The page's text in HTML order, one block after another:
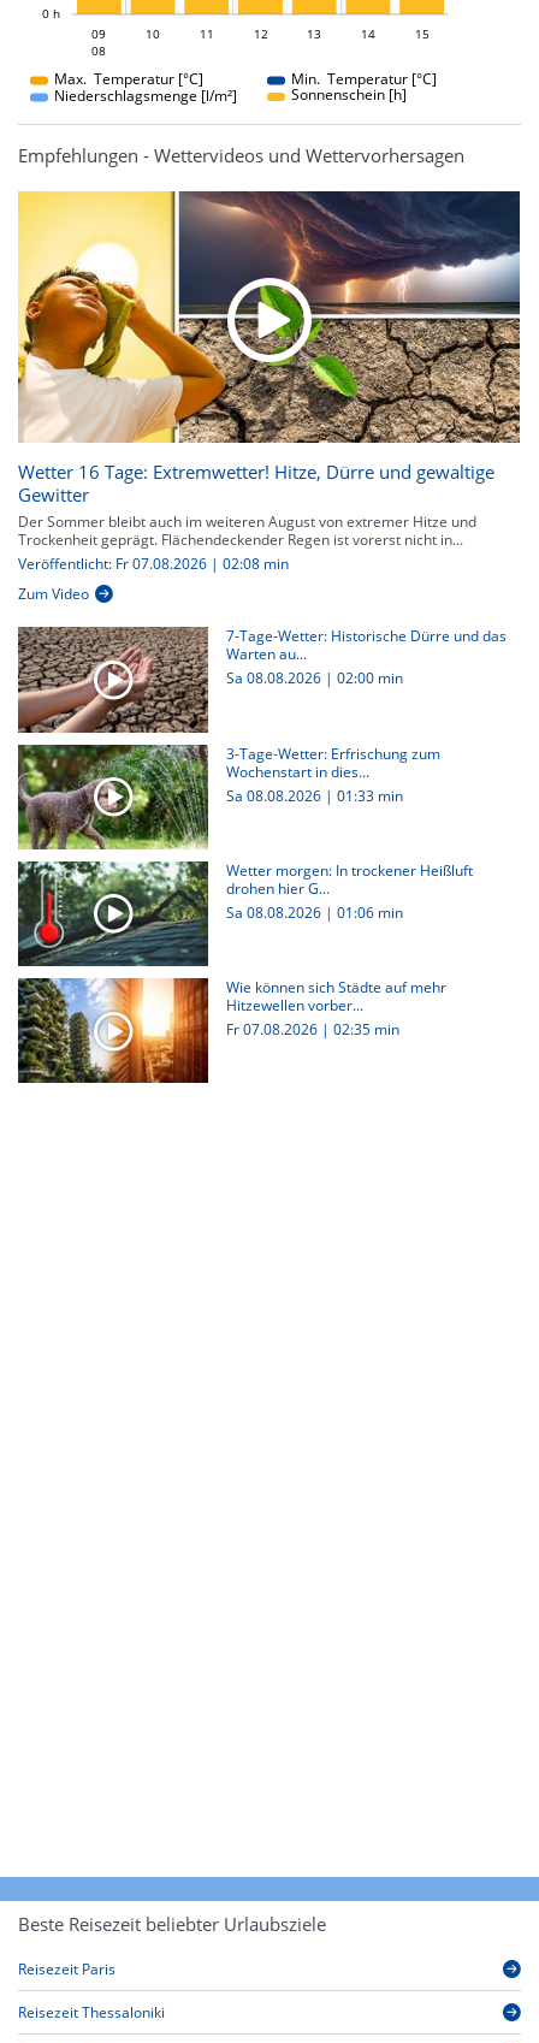
0 h
09
09
08
10 11 12 13 14 15
Max. Temperatur [°C]
Min. Temperatur [°C]
Niederschlagsmenge [l/m²]
Sonnenschein [h]
Empfehlungen - Wettervideos und Wettervorhersagen
Wetter 16 Tage: Extremwetter! Hitze, Dürre und gewaltige
Gewitter
Der Sommer bleibt auch im weiteren August von extremer Hitze und
Trockenheit geprägt. Flächendeckender Regen ist vorerst nicht in...
Veröffentlicht: Fr 07.08.2026 | 02:08 min
Zum Video
7-Tage-Wetter: Historische Dürre und das
Warten au...
Sa 08.08.2026 | 02:00 min
3-Tage-Wetter: Erfrischung zum
Wochenstart in dies...
Sa 08.08.2026 | 01:33 min
Wetter morgen: In trockener Heißluft
drohen hier G...
Sa 08.08.2026 | 01:06 min
Wie können sich Städte auf mehr
Hitzewellen vorber...
Fr 07.08.2026 | 02:35 min
Beste Reisezeit beliebter Urlaubsziele
Reisezeit Paris
Reisezeit Thessaloniki